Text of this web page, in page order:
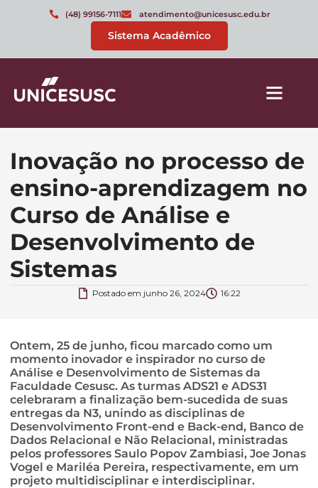
(48) 99156-7111 atendimento@unicesusc.edu.br
Sistema Acadêmico
Inovação no processo de
ensino-aprendizagem no
Curso de Análise e
Desenvolvimento de
Sistemas
Postado em junho 26, 2024 16:22
Ontem, 25 de junho, ficou marcado como um
momento inovador e inspirador no curso de
Análise e Desenvolvimento de Sistemas da
Faculdade Cesusc. As turmas ADS21 e ADS31
celebraram a finalização bem-sucedida de suas
entregas da N3, unindo as disciplinas de
Desenvolvimento Front-end e Back-end, Banco de
Dados Relacional e Não Relacional, ministradas
pelos professores Saulo Popov Zambiasi, Joe Jonas
Vogel e Mariléa Pereira, respectivamente, em um
projeto multidisciplinar e interdisciplinar.